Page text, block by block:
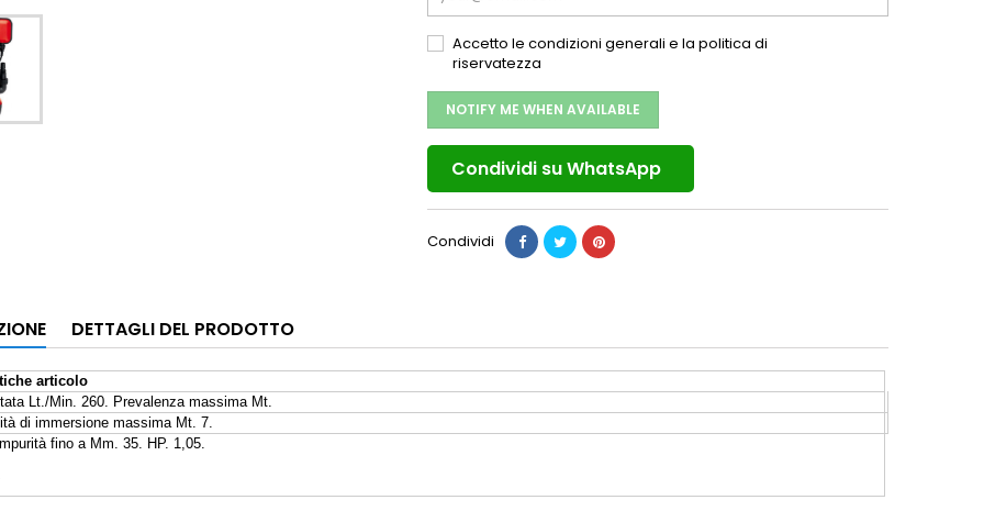
Accetto le condizioni generali e la politica di
riservatezza
NOTIFY ME WHEN AVAILABLE
Condividi su WhatsApp
Condividi
DETTAGLI DEL PRODOTTO
articolo
Lt./Min. 260. Prevalenza massima Mt.
di immersione massima Mt. 7.
fino a Mm. 35. HP. 1,05.